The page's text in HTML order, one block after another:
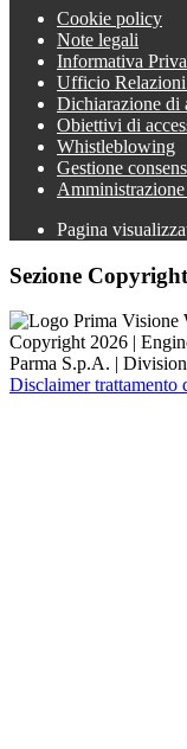
Cookie policy
Note legali
Informativa
Ufficio
Dichiarazione di
Obiettivi di
Whistleblowing
Gestione
Amministrazione
Pagina
Sezione Copyright
Copyright 2026 |
Parma S.p.A. |
Disclaimer trattamento